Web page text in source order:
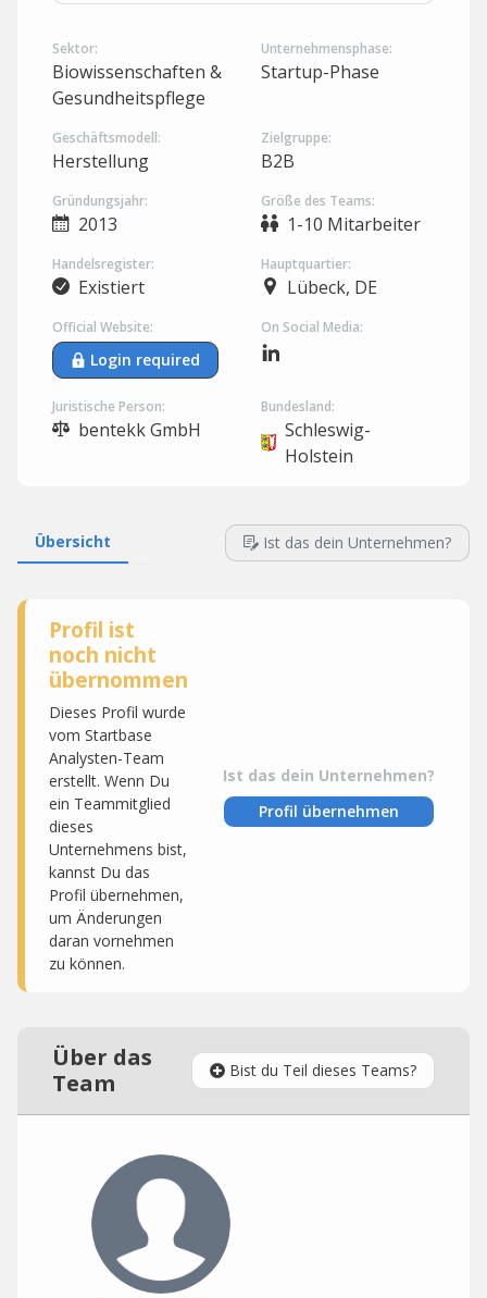
Sektor:
Biowissenschaften &
Gesundheitspflege
Unternehmensphase:
Startup-Phase
Geschäftsmodell:
Herstellung
Zielgruppe:
B2B
Gründungsjahr:
2013
Größe des Teams:
1-10 Mitarbeiter
Handelsregister:
Existiert
Hauptquartier:
Lübeck, DE
Official Website:
Login required
On Social Media:
Juristische Person:
bentekk GmbH
Bundesland:
Schleswig-
Holstein
Übersicht Ist das dein Unternehmen?
Profil ist
noch nicht
übernommen
Dieses Profil wurde
vom Startbase
Analysten-Team
erstellt. Wenn Du
ein Teammitglied
dieses
Unternehmens bist,
kannst Du das
Profil übernehmen,
um Änderungen
daran vornehmen
zu können.
Ist das dein Unternehmen?
Profil übernehmen
Über das
Team
Bist du Teil dieses Teams?